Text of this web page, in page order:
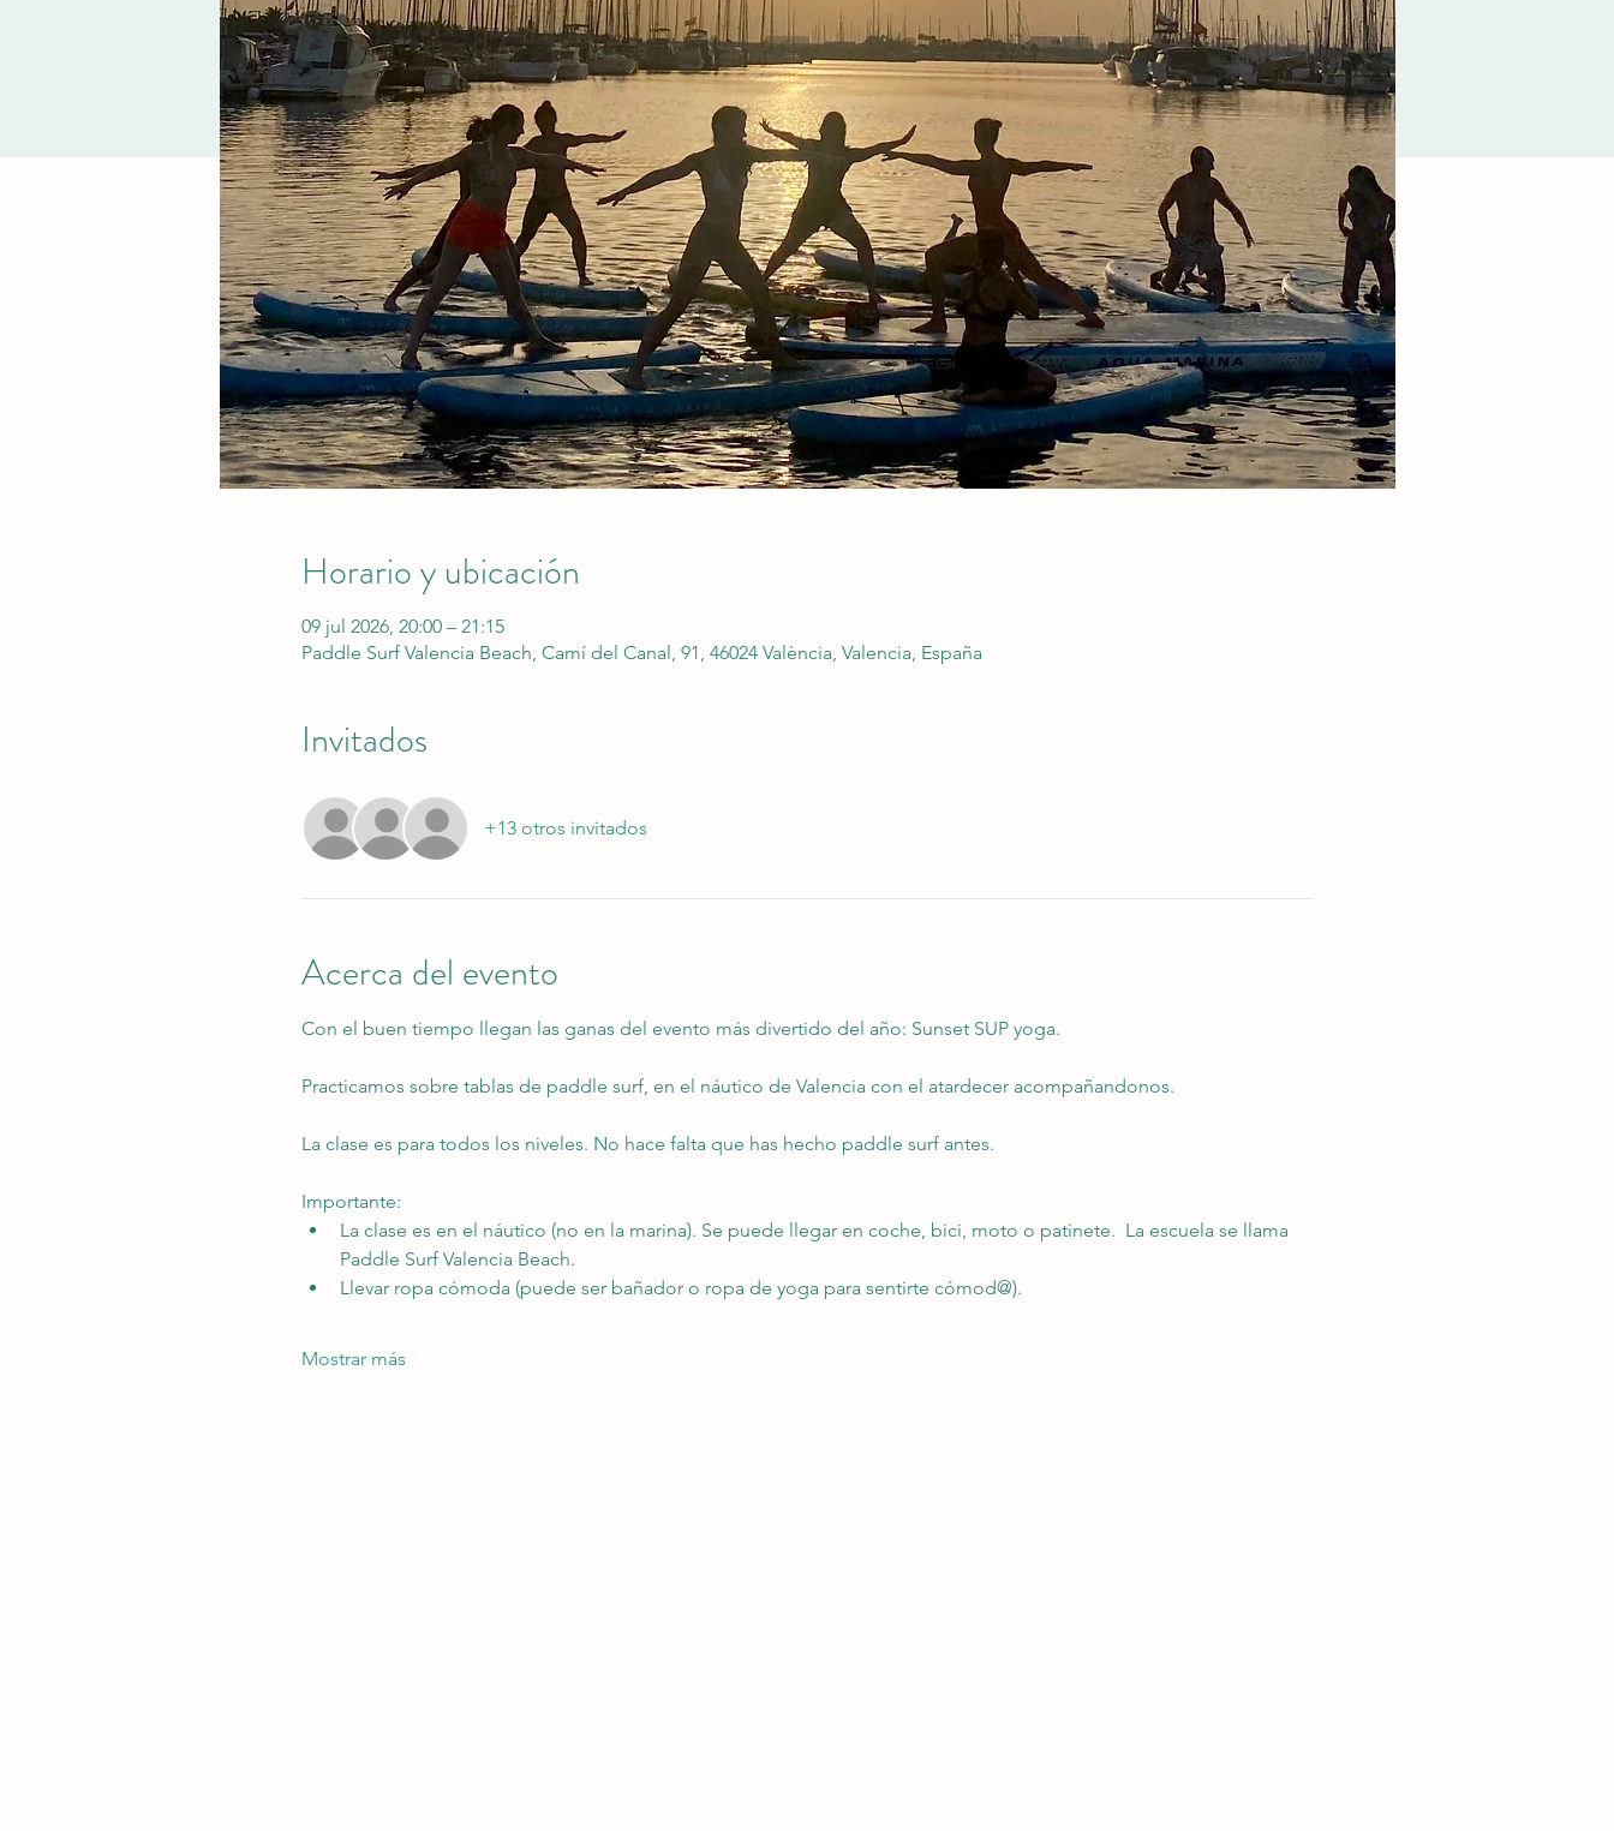
Horario y ubicación
09 jul 2026, 20:00 – 21:15
Paddle Surf Valencia Beach, Camí del Canal, 91, 46024 València, Valencia, España
Invitados
+13 otros invitados
Acerca del evento
Con el buen tiempo llegan las ganas del evento más divertido del año: Sunset SUP yoga.
Practicamos sobre tablas de paddle surf, en el náutico de Valencia con el atardecer acompañandonos.
La clase es para todos los niveles. No hace falta que has hecho paddle surf antes.
Importante:
La clase es en el náutico (no en la marina). Se puede llegar en coche, bici, moto o patinete.  La escuela se llama
Paddle Surf Valencia Beach.
Llevar ropa cómoda (puede ser bañador o ropa de yoga para sentirte cómod@).
Mostrar más